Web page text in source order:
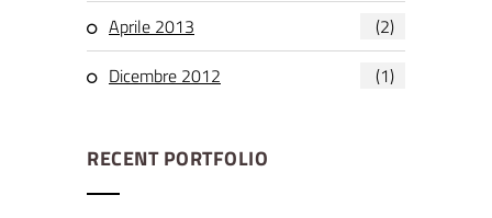
Aprile 2013
(2)
Dicembre 2012
(1)
RECENT PORTFOLIO